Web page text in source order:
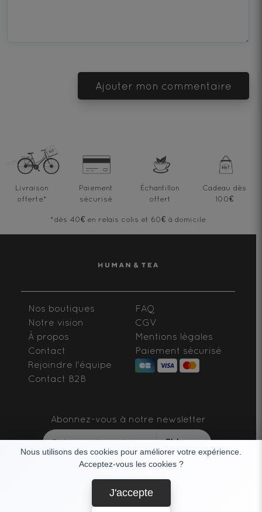
Ajouter mon commentaire
Nous utilisons des cookies pour améliorer votre expérience.
Acceptez-vous les cookies ?
J'accepte
Livraison
offerte*
Paiement
sécurisé
Échantillon
offert
Cadeau dès
100€
*dès 40€ en relais colis et 60€ à domicile
Nos boutiques
Notre vision
À propos
Contact
Rejoindre l'équipe
Contact B2B
FAQ
CGV
Mentions légales
Paiement sécurisé
Abonnez-vous à notre newsletter
S'abonner